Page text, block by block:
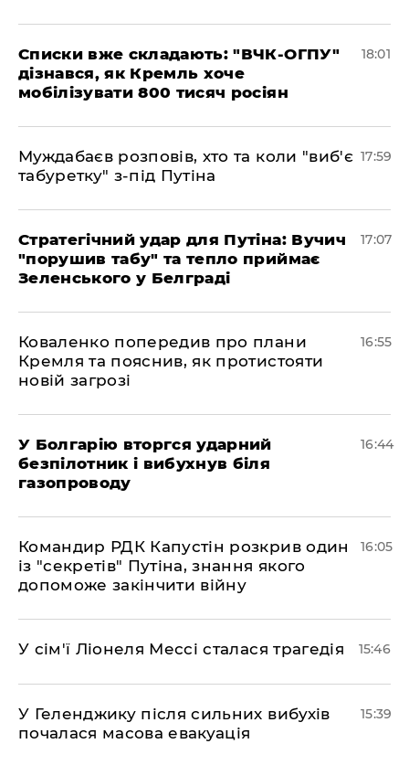
Списки вже складають: "ВЧК-ОГПУ"
дізнався, як Кремль хоче
мобілізувати 800 тисяч росіян
18:01
Муждабаєв розповів, хто та коли "виб'є
табуретку" з-під Путіна
17:59
Стратегічний удар для Путіна: Вучич
"порушив табу" та тепло приймає
Зеленського у Белграді
17:07
Коваленко попередив про плани
Кремля та пояснив, як протистояти
новій загрозі
16:55
У Болгарію вторгся ударний
безпілотник і вибухнув біля
газопроводу
16:44
Командир РДК Капустін розкрив один
із "секретів" Путіна, знання якого
допоможе закінчити війну
16:05
У сім'ї Ліонеля Мессі сталася трагедія 15:46
У Геленджику після сильних вибухів
почалася масова евакуація
15:39